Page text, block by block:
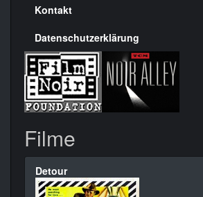
Kontakt
Datenschutzerklärung
Filme
Detour